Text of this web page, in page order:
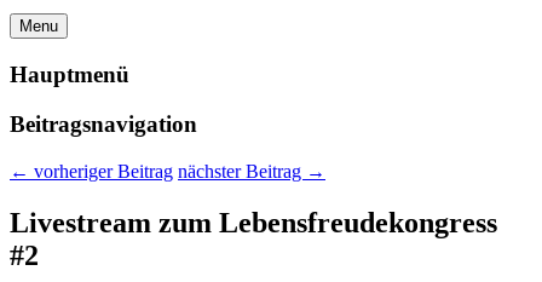
Menu
Hauptmenü
Beitragsnavigation
← vorheriger Beitrag nächster Beitrag →
Livestream zum Lebensfreudekongress
#2